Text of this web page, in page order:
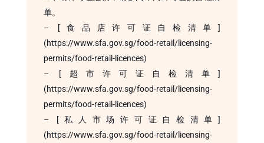
单。
– [食品店许可证自检清单]
(https://www.sfa.gov.sg/food-retail/licensing-
permits/food-retail-licences)
– [超市许可证自检清单]
(https://www.sfa.gov.sg/food-retail/licensing-
permits/food-retail-licences)
– [私人市场许可证自检清单]
(https://www.sfa.gov.sg/food-retail/licensing-